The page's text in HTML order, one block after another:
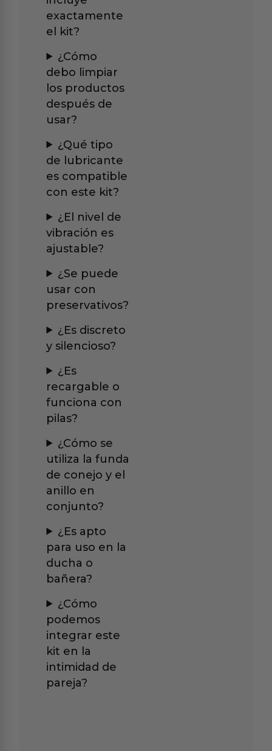
exactamente
el kit?
¿Cómo
debo limpiar
los productos
después de
usar?
¿Qué tipo
de lubricante
es compatible
con este kit?
¿El nivel de
vibración es
ajustable?
¿Se puede
usar con
preservativos?
¿Es discreto
y silencioso?
¿Es
recargable o
funciona con
pilas?
¿Cómo se
utiliza la funda
de conejo y el
anillo en
conjunto?
¿Es apto
para uso en la
ducha o
bañera?
¿Cómo
podemos
integrar este
kit en la
intimidad de
pareja?